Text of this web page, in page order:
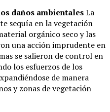
daños ambientalesLa
sequía en la vegetación
orgánico seco y las
una acción imprudente en
se salieron de control en
los esfuerzos de los
de manera
y zonas de vegetación